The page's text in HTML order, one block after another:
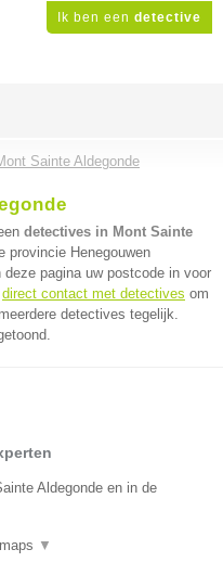
Ik ben een detective
Sainte Aldegonde
detectives in Mont Sainte
provincie Henegouwen
deze pagina uw postcode in voor
direct contact met detectives om
detectives tegelijk.
Aldegonde en in de
▼